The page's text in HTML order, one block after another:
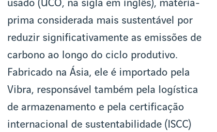
usado (UCO, na sigla em inglês), matéria-
prima considerada mais sustentável por
reduzir significativamente as emissões de
carbono ao longo do ciclo produtivo.
Fabricado na Ásia, ele é importado pela
Vibra, responsável também pela logística
de armazenamento e pela certificação
internacional de sustentabilidade (ISCC)